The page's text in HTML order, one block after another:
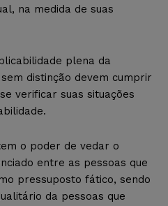
na medida de suas
plena da
distinção devem cumprir
verificar suas situações
o poder de vedar o
entre as pessoas que
pressuposto fático, sendo
da pessoas que